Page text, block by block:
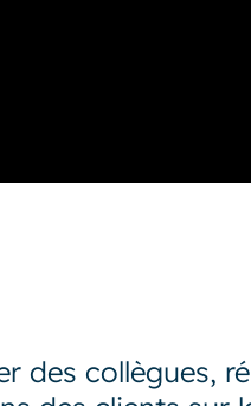
des collègues,